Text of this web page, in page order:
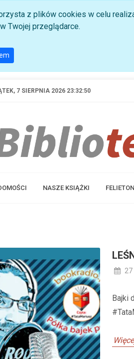
z plików cookies w celu
Twojej przeglądarce.
7 SIERPNIA 2026 23:32:51
NASZE KSIĄŻKI
27
Bajki